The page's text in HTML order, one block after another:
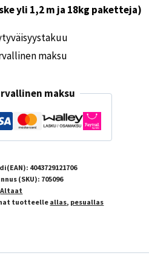
yli 1,2 m ja 18kg paketteja)
maksu
maksu
4043729121706
(SKU): 705096
Altaat
tuotteelle allas, pesuallas